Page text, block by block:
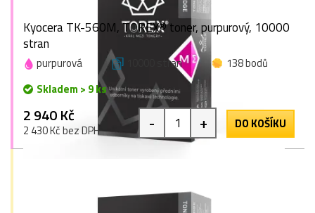
Kyocera TK-560M, TOREX® toner, purpurový, 10000
stran
purpurová 10000 stran
138 bodů
Skladem > 9 ks
2 940 Kč
2 430 Kč bez DPH - + DO KOŠÍKU